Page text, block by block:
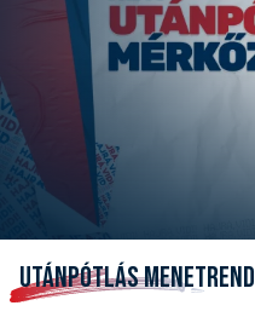
UTÁNPÓTLÁS MENETREND